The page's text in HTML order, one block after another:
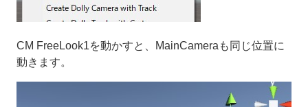
CM FreeLook1を動かすと、MainCameraも同じ位置に
動きます。